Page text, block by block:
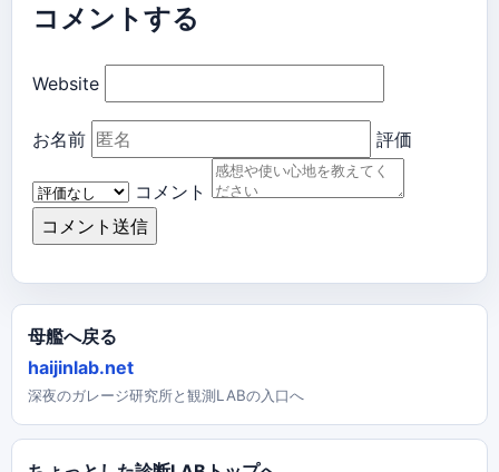
コメントする
Website
お名前 評価
コメント
コメント送信
母艦へ戻る
haijinlab.net
深夜のガレージ研究所と観測LABの入口へ